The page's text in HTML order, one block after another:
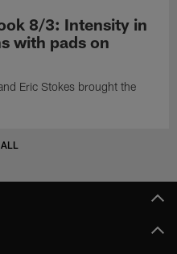
8/3: Intensity in
with pads on
Eric Stokes brought the